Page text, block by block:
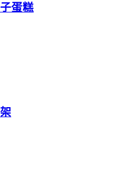
蛋糕